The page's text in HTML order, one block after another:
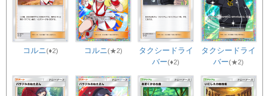
コルニ (♦2) コルニ (★2)
タクシードライ
バー(♦2)
タクシードライ
バー(★2)